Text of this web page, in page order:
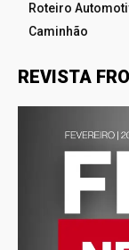
Roteiro
Caminhão
REVISTA